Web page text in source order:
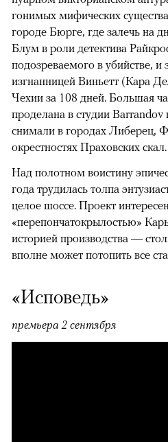
гонимых мифических
городе Бюрге, где залечь на
Блум в роли детектива
подозреваемого в убийстве, и
изгнанницей Виньетт (Кара
Чехии за 108 дней. Большая
проделана в студии
снимали в городах Либерец,
окрестностях Праховских скал.
Над полотном воистину
года трудилась толпа
целое шоссе. Проект
«перепончатокрылостью»
историей производства —
вполне может потопить все
«Исповедь»
премьера 2 сентября